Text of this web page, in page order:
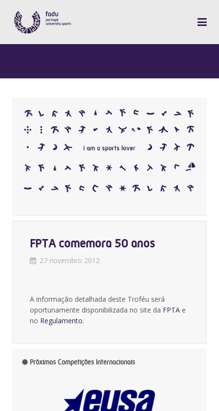
FPTA comemora 50 anos
27 novembro 2012
A informação detalhada deste Troféu será
oportunamente disponibilizada no site da FPTA e
no Regulamento.
Próximas Competições Internacionais